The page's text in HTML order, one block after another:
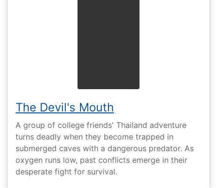
The Devil's Mouth
A group of college friends' Thailand adventure
turns deadly when they become trapped in
submerged caves with a dangerous predator. As
oxygen runs low, past conflicts emerge in their
desperate fight for survival.